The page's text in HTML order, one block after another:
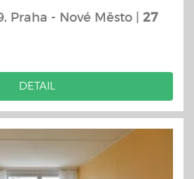
Praha - Nové Město | 27
DETAIL